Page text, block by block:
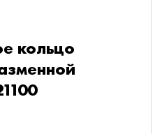
кольцо